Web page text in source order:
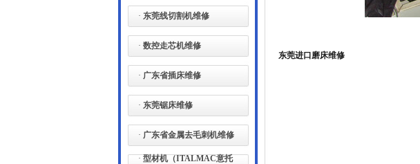
· 东莞线切割机维修
· 数控走芯机维修
· 广东省插床维修
· 东莞锯床维修
· 广东省金属去毛刺机维修
· 型材机（ITALMAC意托
东莞进口磨床维修